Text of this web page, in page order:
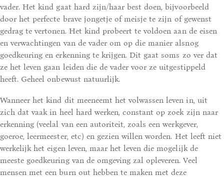
vader. Het kind gaat hard zijn/haar best doen, bijvoorbeeld
door het perfecte brave jongetje of meisje te zijn of gewenst
gedrag te vertonen. Het kind probeert te voldoen aan de eisen
en verwachtingen van de vader om op die manier alsnog
goedkeuring en erkenning te krijgen. Dit gaat soms zo ver dat
ze het leven gaan leiden die de vader voor ze uitgestippeld
heeft. Geheel onbewust natuurlijk.
Wanneer het kind dit meeneemt het volwassen leven in, uit
zich dat vaak in heel hard werken, constant op zoek zijn naar
erkenning (veelal van een autoriteit, zoals een werkgever,
goeroe, leermeester, etc) en gezien willen worden. Het leeft niet
werkelijk het eigen leven, maar het leven die mogelijk de
meeste goedkeuring van de omgeving zal opleveren. Veel
mensen met een burn out hebben te maken met deze